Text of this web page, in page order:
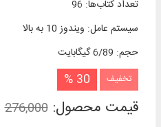
تعداد کتاب‌ها:
96
سیستم عامل: ویندوز 10 به بالا
حجم: 6/89 گیگابایت
تخفیف 30 %
قیمت محصول:276,000